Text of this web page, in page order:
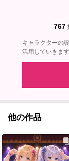
767
キャラクターの
活用していきます
他の作品